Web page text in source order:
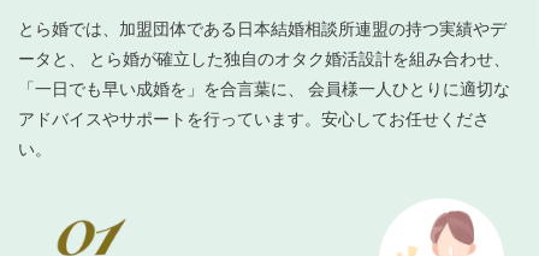
とら婚では、加盟団体である日本結婚相談所連盟の持つ実績やデ
ータと、 とら婚が確立した独自のオタク婚活設計を組み合わせ、
「一日でも早い成婚を」を合言葉に、 会員様一人ひとりに適切な
アドバイスやサポートを行っています。安心してお任せくださ
い。